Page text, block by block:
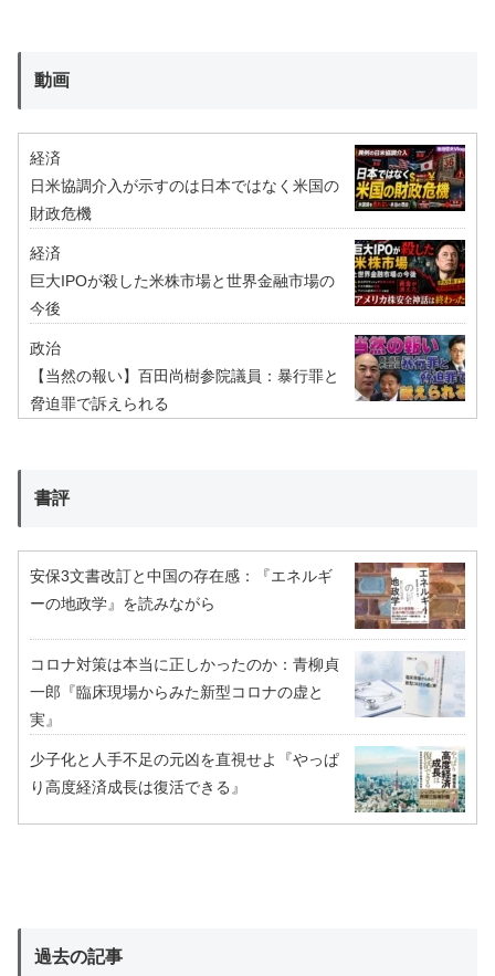
動画
経済
日米協調介入が示すのは日本ではなく米国の
財政危機
経済
巨大IPOが殺した米株市場と世界金融市場の
今後
政治
【当然の報い】百田尚樹参院議員：暴行罪と
脅迫罪で訴えられる
書評
安保3文書改訂と中国の存在感：『エネルギ
ーの地政学』を読みながら
コロナ対策は本当に正しかったのか：青柳貞
一郎『臨床現場からみた新型コロナの虚と
実』
少子化と人手不足の元凶を直視せよ『やっぱ
り高度経済成長は復活できる』
過去の記事